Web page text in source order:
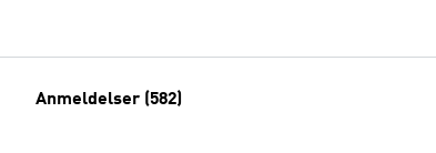
Anmeldelser (582)